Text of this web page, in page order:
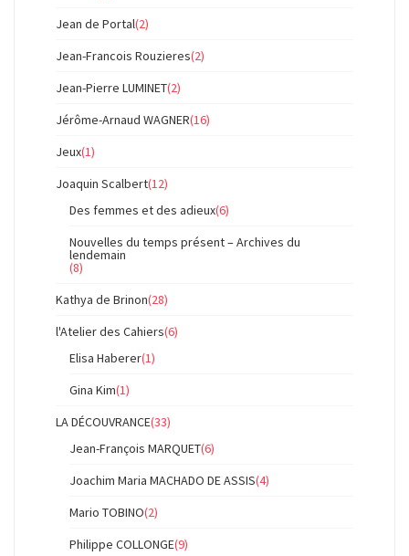
Jean de Portal(2)
Jean-Francois Rouzieres(2)
Jean-Pierre LUMINET(2)
Jérôme-Arnaud WAGNER(16)
Jeux(1)
Joaquin Scalbert(12)
Des femmes et des adieux(6)
Nouvelles du temps présent – Archives du
lendemain
(8)
Kathya de Brinon(28)
l'Atelier des Cahiers(6)
Elisa Haberer(1)
Gina Kim(1)
LA DÉCOUVRANCE(33)
Jean-François MARQUET(6)
Joachim Maria MACHADO DE ASSIS(4)
Mario TOBINO(2)
Philippe COLLONGE(9)